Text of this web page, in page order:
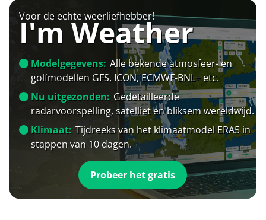
Voor de echte weerliefhebber!
I'm Weather
Modelgegevens: Alle bekende atmosfeer- en
golfmodellen GFS, ICON, ECMWF-BNL+ etc.
Nu uitgezonden: Gedetailleerde
radarvoorspelling, satelliet en bliksem wereldwijd.
Klimaat: Tijdreeks van het klimaatmodel ERA5 in
stappen van 10 dagen.
Probeer het gratis